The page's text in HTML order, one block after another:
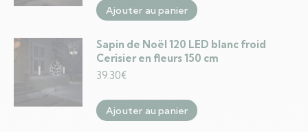
Ajouter au panier
Sapin de Noël 120 LED blanc froid
Cerisier en fleurs 150 cm
39.30€
Ajouter au panier